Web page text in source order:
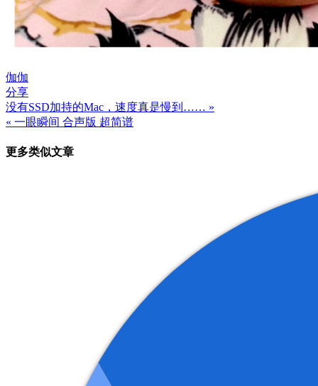
伽伽
分享
文
章
导
没有SSD加持的Mac，速度真是慢到…… »
« 一眼瞬间 合声版 超简谱
更多类似文章